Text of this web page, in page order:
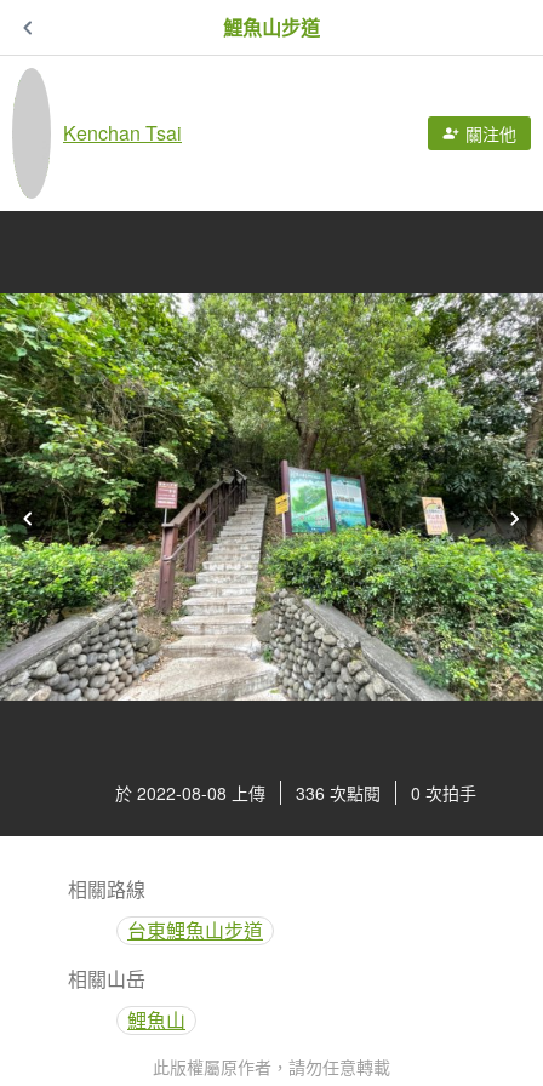
鯉魚山步道
Kenchan Tsai 關注他
於 2022-08-08 上傳 336 次點閱 0 次拍手
相關路線
台東鯉魚山步道
相關山岳
鯉魚山
此版權屬原作者，請勿任意轉載